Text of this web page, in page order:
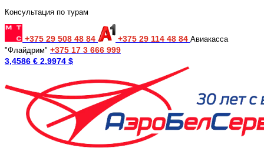
Консультация по турам
+375 29 508 48 84 +375 29 114 48 84 Авиакасса
"Флайдрим" +375 17 3 666 999
3,4586 € 2,9974 $